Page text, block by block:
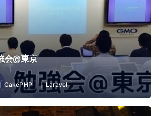
会@東京
CakePHP Laravel